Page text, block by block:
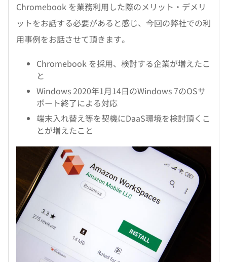
Chromebook を業務利用した際のメリット・デメリ
ットをお話する必要があると感じ、今回の弊社での利
用事例をお話させて頂きます。
Chromebook を採用、検討する企業が増えたこ
と
Windows 2020年1月14日のWindows 7のOSサ
ポート終了による対応
端末入れ替え等を契機にDaaS環境を検討頂くこ
とが増えたこと